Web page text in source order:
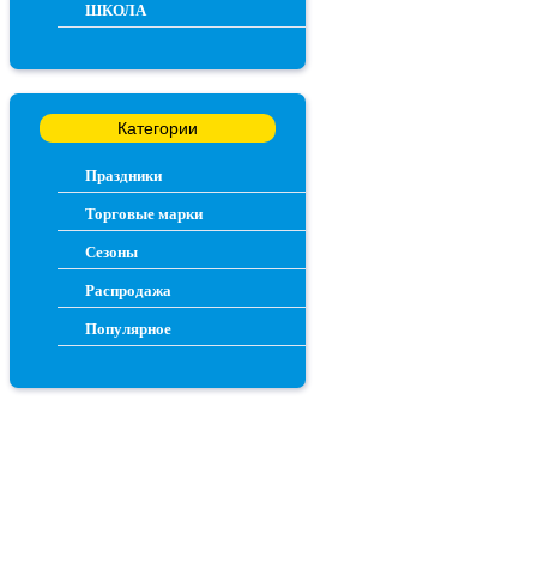
ШКОЛА
Категории
Праздники
Торговые марки
Сезоны
Распродажа
Популярное